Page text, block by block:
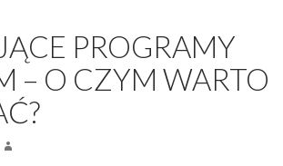
PROGRAMY
– O CZYM WARTO